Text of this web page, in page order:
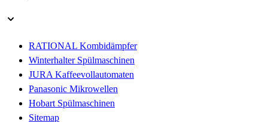
RATIONAL Kombidämpfer
Winterhalter Spülmaschinen
JURA Kaffeevollautomaten
Panasonic Mikrowellen
Hobart Spülmaschinen
Sitemap